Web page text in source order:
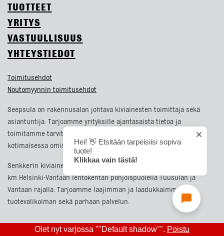
TUOTTEET
YRITYS
VASTUULLISUUS
YHTEYSTIEDOT
Toimitusehdot
Noutomyynnin toimitusehdot
Seepsula on rakennusalan johtava kiviainesten toimittaja sekä
asiantuntija. Tarjoamme yrityksille ajantasaista tietoa ja
toimitamme tarvittavat kiviainekset. Seepsula on täysin
kotimaisessa omistuksessa oleva perheyritys.
Senkkerin kiviainestehdas sijaitsee noin 8 km Kehä III:sta, noin 3
km Helsinki-Vantaan lentokentän pohjoispuolella Tuusulan ja
Vantaan rajalla. Tarjoamme laajimman ja laadukkaimman
tuotevalikoiman sekä parhaan palvelun.
Olet nyt varjossa ""Default shadow"". Poistu